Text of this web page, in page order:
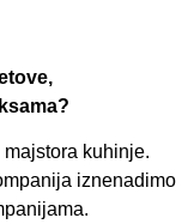
kuhinje.
iznenadimo